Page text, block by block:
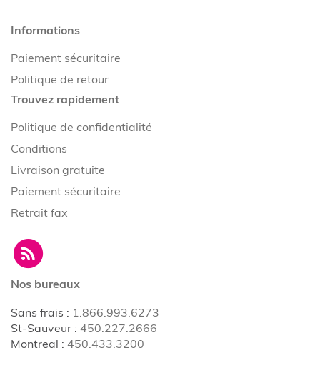
Informations
Paiement sécuritaire
Politique de retour
Trouvez rapidement
Politique de confidentialité
Conditions
Livraison gratuite
Paiement sécuritaire
Retrait fax
Nos bureaux
Sans frais : 1.866.993.6273
St-Sauveur : 450.227.2666
Montreal : 450.433.3200